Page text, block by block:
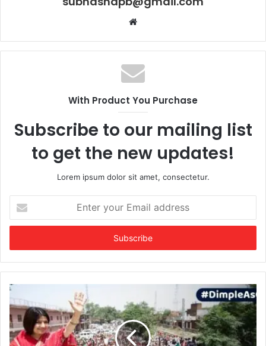
Website
With Product You Purchase
Subscribe to our mailing list
to get the new updates!
Lorem ipsum dolor sit amet, consectetur.
your
Email